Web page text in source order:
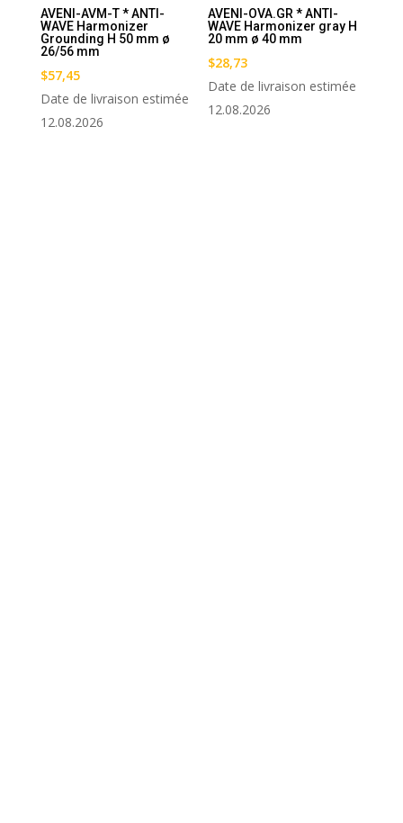
AVENI-AVM-T * ANTI-
WAVE Harmonizer
Grounding H 50 mm ø
26/56 mm
$57,45
Date de livraison estimée
12.08.2026
AVENI-OVA.GR * ANTI-
WAVE Harmonizer gray H
20 mm ø 40 mm
$28,73
Date de livraison estimée
12.08.2026